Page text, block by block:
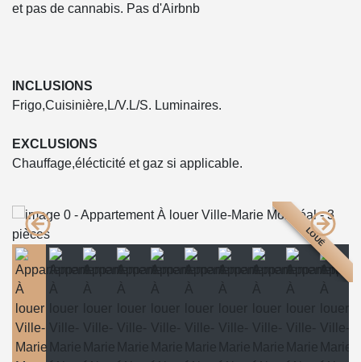
et pas de cannabis. Pas d'Airbnb
INCLUSIONS
Frigo,Cuisinière,L/V.L/S. Luminaires.
EXCLUSIONS
Chauffage,élécticité et gaz si applicable.
LOUÉ